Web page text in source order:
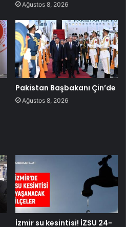
Ağustos 8, 2026
Pakistan Başbakanı Çin’de
Ağustos 8, 2026
İzmir su kesintisi! İZSU 24-